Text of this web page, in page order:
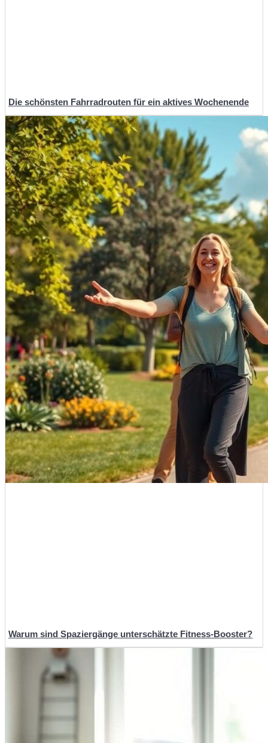
Die schönsten Fahrradrouten für ein aktives Wochenende
Warum sind Spaziergänge unterschätzte Fitness-Booster?